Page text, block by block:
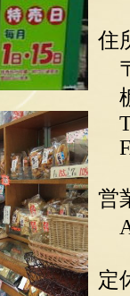
営
定